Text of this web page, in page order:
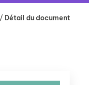
/ Détail du document